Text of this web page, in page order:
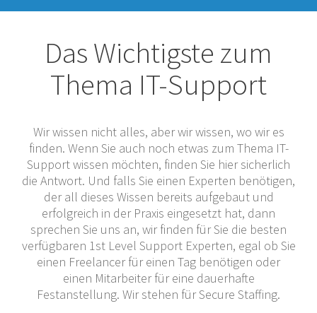
Das Wichtigste zum
Thema IT-Support
Wir wissen nicht alles, aber wir wissen, wo wir es
finden. Wenn Sie auch noch etwas zum Thema IT-
Support wissen möchten, finden Sie hier sicherlich
die Antwort. Und falls Sie einen Experten benötigen,
der all dieses Wissen bereits aufgebaut und
erfolgreich in der Praxis eingesetzt hat, dann
sprechen Sie uns an, wir finden für Sie die besten
verfügbaren 1st Level Support Experten, egal ob Sie
einen Freelancer für einen Tag benötigen oder
einen Mitarbeiter für eine dauerhafte
Festanstellung. Wir stehen für Secure Staffing.